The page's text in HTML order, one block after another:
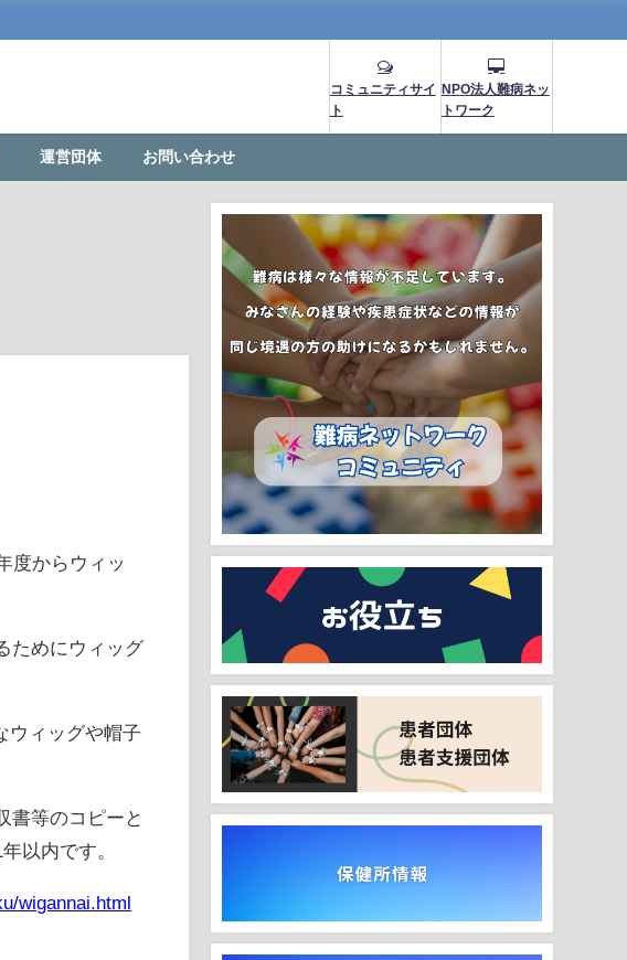
コミュニティサイ
ト
NPO法人難病ネッ
トワーク
運営団体 お問い合わせ
度からウィッ
ためにウィッグ
ウィッグや帽子
書等のコピーと
以内です。
wigannai.html